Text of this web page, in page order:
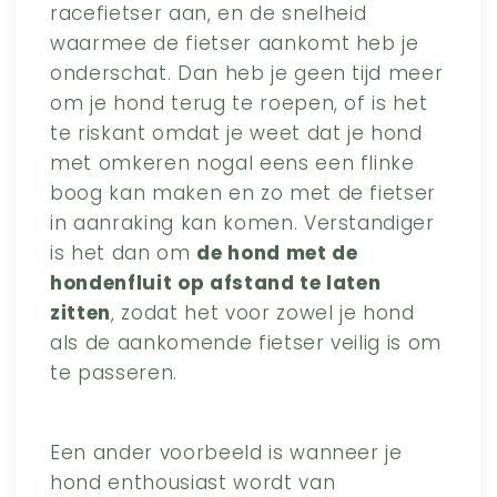
racefietser aan, en de snelheid
waarmee de fietser aankomt heb je
onderschat. Dan heb je geen tijd meer
om je hond terug te roepen, of is het
te riskant omdat je weet dat je hond
met omkeren nogal eens een flinke
boog kan maken en zo met de fietser
in aanraking kan komen. Verstandiger
is het dan om de hond met de
hondenfluit op afstand te laten
zitten, zodat het voor zowel je hond
als de aankomende fietser veilig is om
te passeren.
Een ander voorbeeld is wanneer je
hond enthousiast wordt van